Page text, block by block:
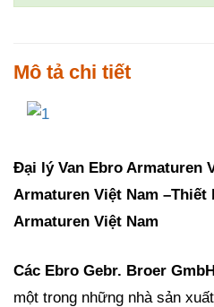
Mô tả chi tiết
Đại lý Van Ebro Armaturen
Armaturen Việt Nam
Armaturen Việt Nam
Các Ebro Gebr. Broer
một trong những nhà sản